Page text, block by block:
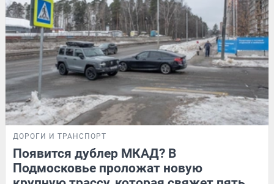
ДОРОГИ И ТРАНСПОРТ
Появится дублер МКАД? В
Подмосковье проложат новую